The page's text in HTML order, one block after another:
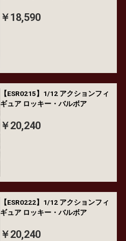
￥18,590
【ESR0215】1/12 アクションフィ
ギュア ロッキー・バルボア
￥20,240
【ESR0222】1/12 アクションフィ
ギュア ロッキー・バルボア
￥20,240